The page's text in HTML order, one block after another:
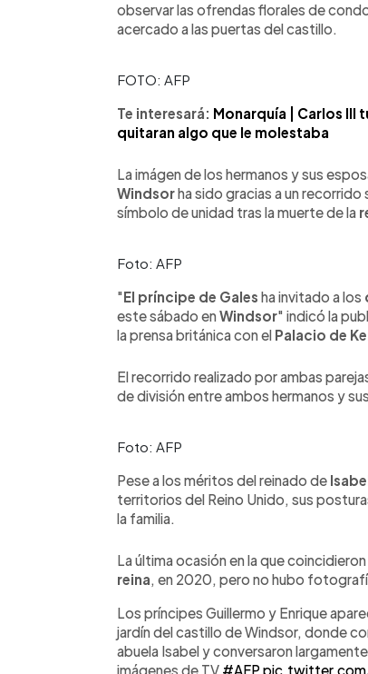
observar las ofrendas florales de
acercado a las puertas del castillo.
FOTO: AFP
Te interesará: Monarquía | Carlos III
quitaran algo que le molestaba
La imágen de los hermanos y sus
Windsorha sido gracias a un
símbolo de unidad tras la muerte de la
Foto: AFP
"El príncipe de Gales ha invitado a los
este sábado enWindsor" indicó la
la prensa británica con el Palacio de
El recorrido realizado por ambas
de división entre ambos hermanos y
Foto: AFP
Pese a los méritos del reinado de
territorios del Reino Unido, sus
la familia.
La última ocasión en la que
reina, en 2020, pero no hubo
Los príncipes Guillermo y Enrique
jardín del castillo de Windsor, donde
abuela Isabel y conversaron
imágenes de TV #AFPpic.twitter.com/